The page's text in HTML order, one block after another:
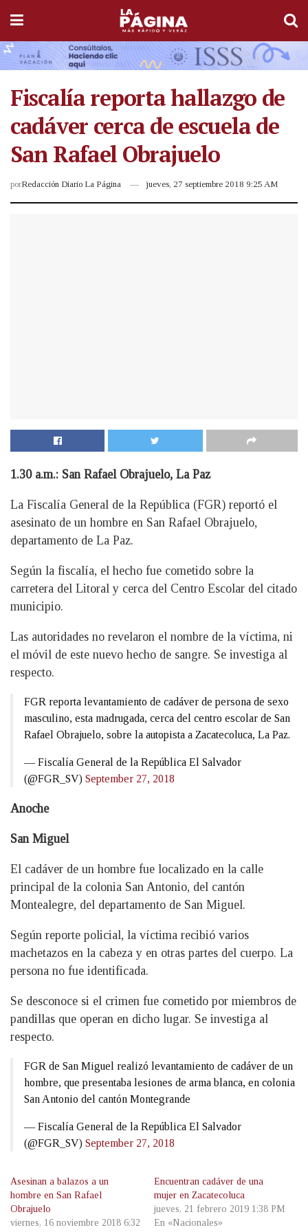
Fiscalía reporta hallazgo de
cadáver cerca de escuela de
San Rafael Obrajuelo
porRedacción Diario La Página jueves, 27 septiembre 2018 9:25 AM
1.30 a.m.: San Rafael Obrajuelo, La Paz
La Fiscalía General de la República (FGR) reportó el
asesinato de un hombre en San Rafael Obrajuelo,
departamento de La Paz.
Según la fiscalía, el hecho fue cometido sobre la
carretera del Litoral y cerca del Centro Escolar del citado
municipio.
Las autoridades no revelaron el nombre de la víctima, ni
el móvil de este nuevo hecho de sangre. Se investiga al
respecto.
FGR reporta levantamiento de cadáver de persona de sexo
masculino, esta madrugada, cerca del centro escolar de San
Rafael Obrajuelo, sobre la autopista a Zacatecoluca, La Paz.
— Fiscalía General de la República El Salvador
(@FGR_SV) September 27, 2018
Anoche
San Miguel
El cadáver de un hombre fue localizado en la calle
principal de la colonia San Antonio, del cantón
Montealegre, del departamento de San Miguel.
Según reporte policial, la víctima recibió varios
machetazos en la cabeza y en otras partes del cuerpo. La
persona no fue identificada.
Se desconoce si el crimen fue cometido por miembros de
pandillas que operan en dicho lugar. Se investiga al
respecto.
FGR de San Miguel realizó levantamiento de cadáver de un
hombre, que presentaba lesiones de arma blanca, en colonia
San Antonio del cantón Montegrande
— Fiscalía General de la República El Salvador
(@FGR_SV) September 27, 2018
Asesinan a balazos a un
hombre en San Rafael
Obrajuelo
viernes, 16 noviembre 2018 6:32
Encuentran cadáver de una
mujer en Zacatecoluca
jueves, 21 febrero 2019 1:38 PM
En «Nacionales»